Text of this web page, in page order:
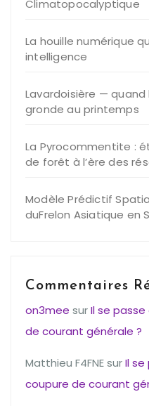
Climatopocalyptique
La houille numérique
intelligence
Lavardoisière — quand
gronde au printemps
La Pyrocommentite :
de forêt à l’ère des
Modèle Prédictif
duFrelon Asiatique en
Commentaires
on3mee surIl se
de courant générale ?
Matthieu F4FNEsurIl
coupure de courant